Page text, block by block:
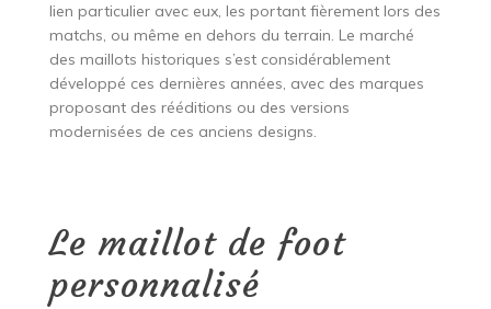
lien particulier avec eux, les portant fièrement lors des
matchs, ou même en dehors du terrain. Le marché
des maillots historiques s’est considérablement
développé ces dernières années, avec des marques
proposant des rééditions ou des versions
modernisées de ces anciens designs.
Le maillot de foot
personnalisé